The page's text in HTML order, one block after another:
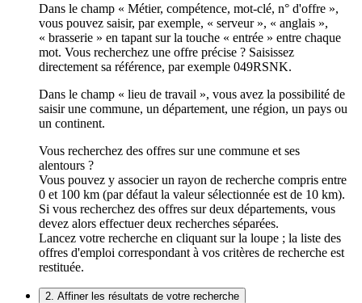
Dans le champ « Métier, compétence, mot-clé, n° d'offre »,
vous pouvez saisir, par exemple, « serveur », « anglais »,
« brasserie » en tapant sur la touche « entrée » entre chaque
mot. Vous recherchez une offre précise ? Saisissez
directement sa référence, par exemple 049RSNK.
Dans le champ « lieu de travail », vous avez la possibilité de
saisir une commune, un département, une région, un pays ou
un continent.
Vous recherchez des offres sur une commune et ses
alentours ?
Vous pouvez y associer un rayon de recherche compris entre
0 et 100 km (par défaut la valeur sélectionnée est de 10 km).
Si vous recherchez des offres sur deux départements, vous
devez alors effectuer deux recherches séparées.
Lancez votre recherche en cliquant sur la loupe ; la liste des
offres d'emploi correspondant à vos critères de recherche est
restituée.
2. Affiner les résultats de votre recherche